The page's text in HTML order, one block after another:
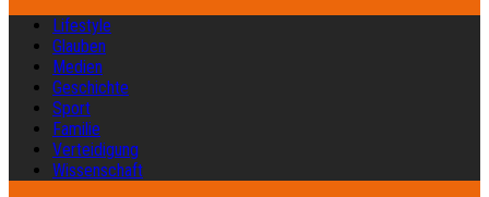
Lifestyle
Glauben
Medien
Geschichte
Sport
Familie
Verteidigung
Wissenschaft